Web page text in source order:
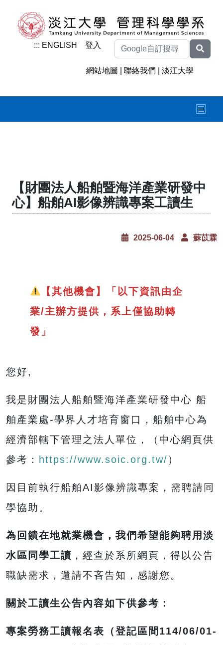
::: ENGLISH 登入
網站地圖 |聯絡我們 |淡江大學
【財團法人船舶暨海洋產業研發中
心】船舶AI影像辨識專案工讀生
2025-06-04 蘇苡霖
【其他機會】「以下資訊由企
業/主辦方提供，系上僅協助轉
發」
您好,
我是財團法人船舶暨海洋產業研發中心 船
舶產業處-學界人才培育窗口，船舶中心為
經濟部轄下管理之法人單位，（中心網頁供
參考： https://www.soic.org.tw/ ）
因目前執行船舶AI影像辨識專案，需聘請同
學協助。
為回饋在地就業機會，我們希望能夠聘用淡
水區同學工讀 ，經查於系所網頁，得以公告
職缺需求，還請不吝告知，感謝您。
關於工讀生公告內容如下供參考：
專案勞務工讀報名表（登記區間114/06/01-